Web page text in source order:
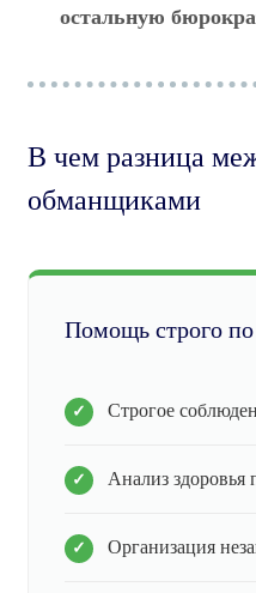
остальную
В чем разница
обманщиками
Помощь строго по
Строгое
Анализ здоровья
Организация